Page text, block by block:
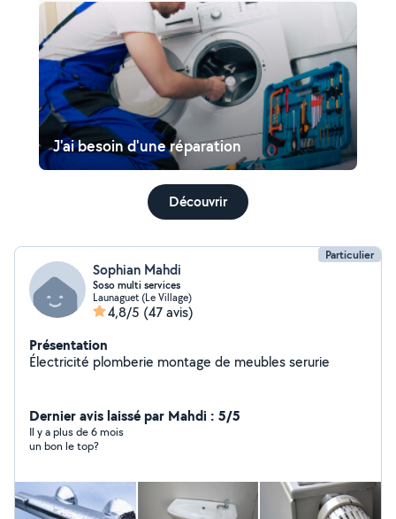
J'ai besoin d'une réparation
Découvrir
Particulier
Sophian Mahdi
Soso multi services
Launaguet (Le Village)
4,8/5 (47 avis)
Présentation
Électricité plomberie montage de meubles serurie
Dernier avis laissé par Mahdi : 5/5
Il y a plus de 6 mois
un bon le top?